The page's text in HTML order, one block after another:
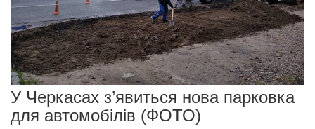
У Черкасах з’явиться нова парковка
для автомобілів (ФОТО)